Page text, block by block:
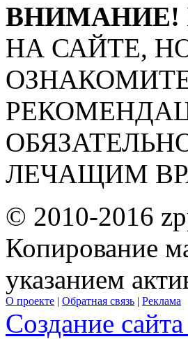
ВНИМАНИЕ!
НА САЙТЕ,
ЛЕЧАЩИМ
© 2010-2016
Копирование
указанием
О проекте | Обратная связь | Реклама
Создание